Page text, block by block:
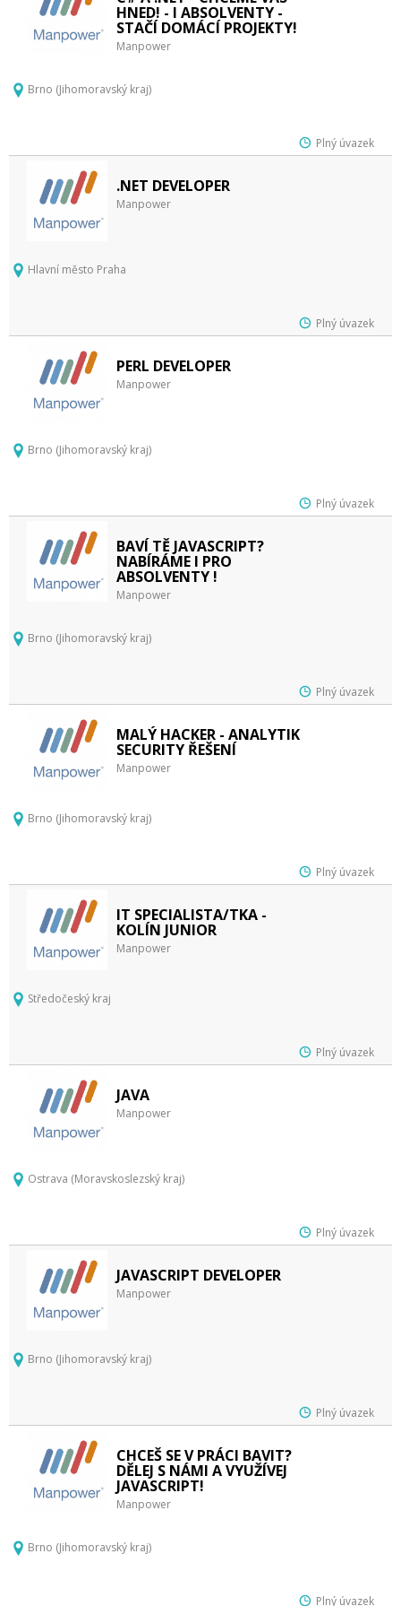
HNED! - I ABSOLVENTY -
STAČÍ DOMÁCÍ PROJEKTY!
Manpower
Brno (Jihomoravský kraj)
Plný úvazek
.NET DEVELOPER
Manpower
Hlavní město Praha
Plný úvazek
PERL DEVELOPER
Manpower
Brno (Jihomoravský kraj)
Plný úvazek
BAVÍ TĚ JAVASCRIPT?
NABÍRÁME I PRO
ABSOLVENTY !
Manpower
Brno (Jihomoravský kraj)
Plný úvazek
MALÝ HACKER - ANALYTIK
SECURITY ŘEŠENÍ
Manpower
Brno (Jihomoravský kraj)
Plný úvazek
IT SPECIALISTA/TKA -
KOLÍN JUNIOR
Manpower
Středočeský kraj
Plný úvazek
JAVA
Manpower
Ostrava (Moravskoslezský kraj)
Plný úvazek
JAVASCRIPT DEVELOPER
Manpower
Brno (Jihomoravský kraj)
Plný úvazek
CHCEŠ SE V PRÁCI BAVIT?
DĚLEJ S NÁMI A VYUŽÍVEJ
JAVASCRIPT!
Manpower
Brno (Jihomoravský kraj)
Plný úvazek